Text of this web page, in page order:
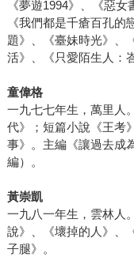
《夢遊1994》、《惡
《我們都是千瘡百孔
題》、《臺妹時光》、
活》、《只愛陌生人：
童偉格
一九七七年生，萬里人
代》；短篇小說《王考
事》。主編《讓過去成
編）。
黃崇凱
一九八一年生，雲林人
說》、《壞掉的人》、
子腿》。